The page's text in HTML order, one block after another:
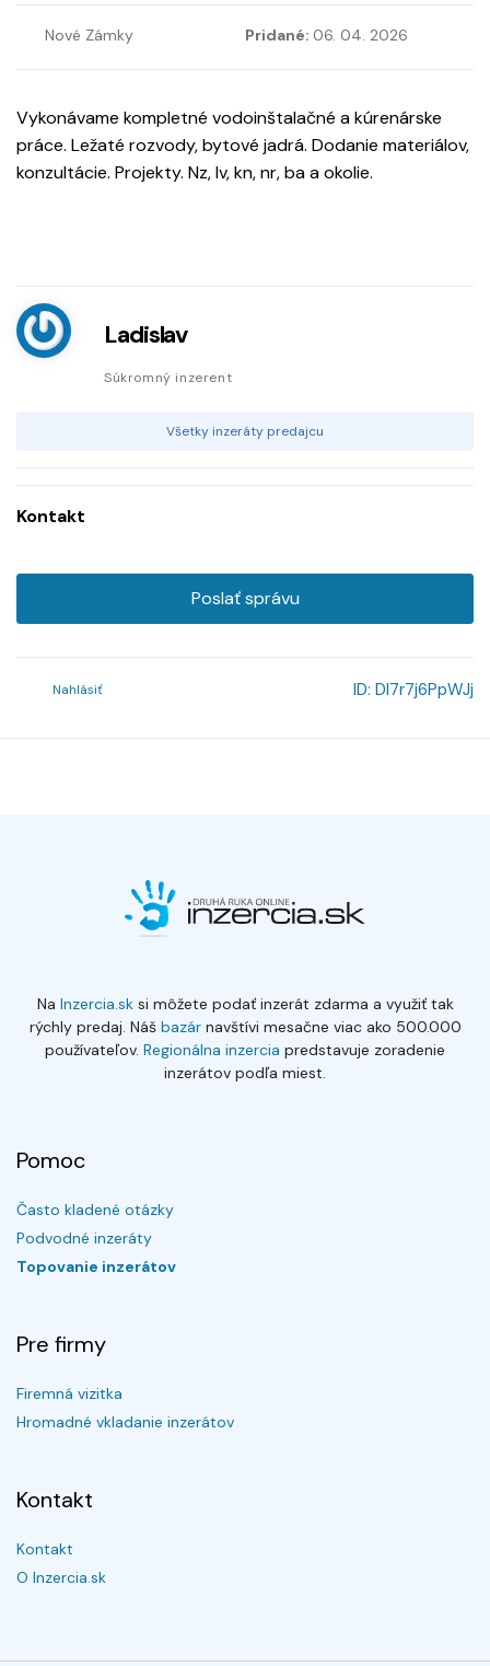
Nové Zámky Pridané: 06. 04. 2026
Vykonávame kompletné vodoinštalačné a kúrenárske
práce. Ležaté rozvody, bytové jadrá. Dodanie materiálov,
konzultácie. Projekty. Nz, lv, kn, nr, ba a okolie.
Ladislav
Súkromný inzerent
Všetky inzeráty predajcu
Kontakt
Poslať správu
Nahlásiť ID: Dl7r7j6PpWJj
Na Inzercia.sksi môžete podať inzerát zdarma a využiť tak
rýchly predaj. Náš bazárnavštívi mesačne viac ako 500.000
používateľov. Regionálna inzercia predstavuje zoradenie
inzerátov podľa miest.
Pomoc
Často kladené otázky
Podvodné inzeráty
Topovanie inzerátov
Pre firmy
Firemná vizitka
Hromadné vkladanie inzerátov
Kontakt
Kontakt
O Inzercia.sk